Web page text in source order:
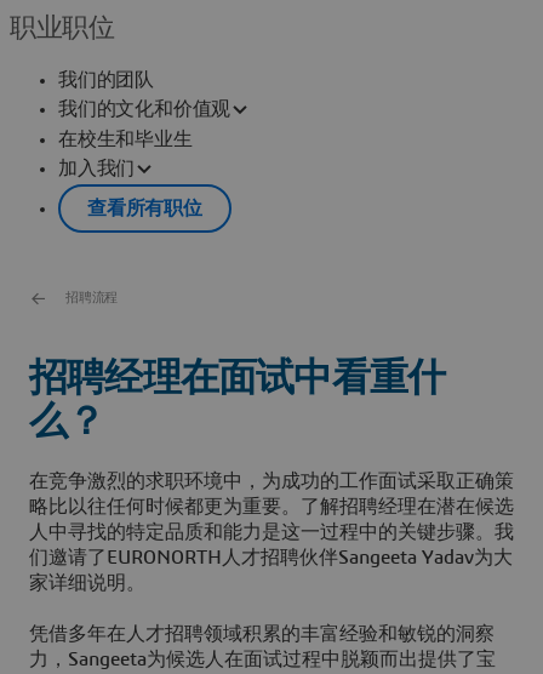
职业职位
我们的团队
我们的文化和价值观
在校生和毕业生
加入我们
查看所有职位
招聘流程
招聘经理在面试中看重什
么？
在竞争激烈的求职环境中，为成功的工作面试采取正确策
略比以往任何时候都更为重要。了解招聘经理在潜在候选
人中寻找的特定品质和能力是这一过程中的关键步骤。我
们邀请了EURONORTH人才招聘伙伴Sangeeta Yadav为大
家详细说明。
凭借多年在人才招聘领域积累的丰富经验和敏锐的洞察
力，Sangeeta为候选人在面试过程中脱颖而出提供了宝